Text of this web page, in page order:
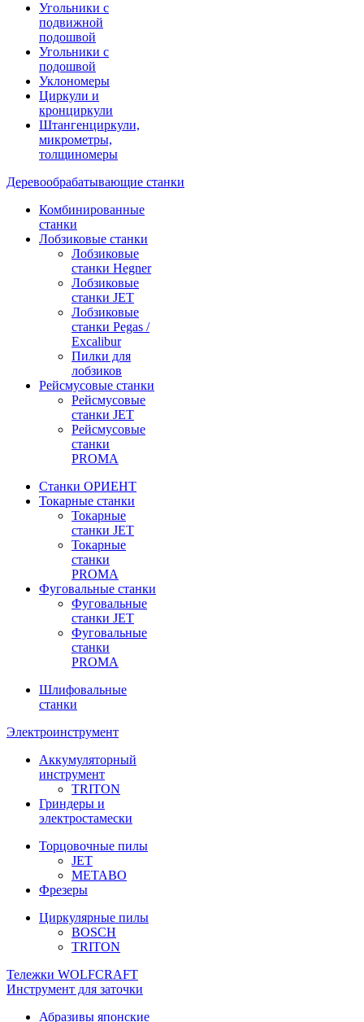
Угольники с
подвижной
подошвой
Угольники с
подошвой
Уклономеры
Циркули и
кронциркули
Штангенциркули,
микрометры,
толщиномеры
Деревообрабатывающие станки
Комбинированные
станки
Лобзиковые станки
Лобзиковые
станки Hegner
Лобзиковые
станки JET
Лобзиковые
станки Pegas /
Excalibur
Пилки для
лобзиков
Рейсмусовые станки
Рейсмусовые
станки JET
Рейсмусовые
станки
PROMA
Станки ОРИЕНТ
Токарные станки
Toкарные
станки JET
Токарные
станки
PROMA
Фуговальные станки
Фуговальные
станки JET
Фуговальные
станки
PROMA
Шлифовальные
станки
Электроинструмент
Аккумуляторный
инструмент
TRITON
Гриндеры и
электростамески
Торцовочные пилы
JET
METABO
Фрезеры
Циркулярные пилы
BOSCH
TRITON
Тележки WOLFCRAFT
Инструмент для заточки
Абразивы японские